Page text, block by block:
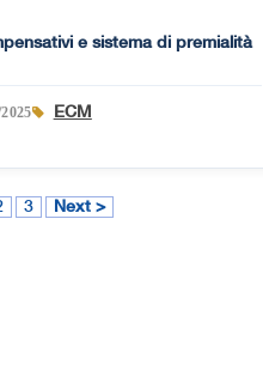
e sistema di premialità
ECM
3 Next >